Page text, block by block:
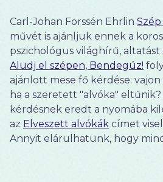
Carl-Johan Forssén Ehrlin
művét is ajánljuk ennek a
pszichológus világhírű,
Aludj el szépen, Bendegúz!
ajánlott mese fő kérdése:
ha a szeretett "alvóka"
kérdésnek eredt a nyomába
az Elveszett alvókák címet
Annyit elárulhatunk, hogy